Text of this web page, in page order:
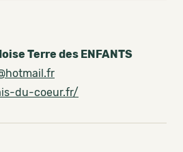
Terre des ENFANTS
du-coeur.fr/